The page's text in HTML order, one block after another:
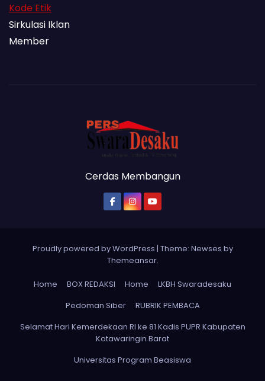
Kode Etik
Sirkulasi Iklan
Member
Cerdas Membangun
Proudly powered by WordPress | Theme: Newses by
Themeansar.
Home BOX REDAKSI Home
LKBH Swaradesaku
Pedoman Siber
RUBRIK PEMBACA
Selamat Hari Kemerdekaan RI ke 81 Kadis PUPR Kabupaten
Kotawaringin Barat
Universitas Program Beasiswa